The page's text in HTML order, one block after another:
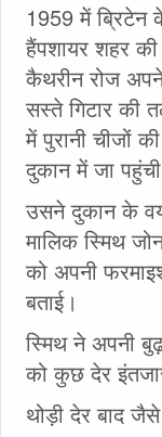
1959 में ब्रिटेन
हैंपशायर शहर की
कैथरीन रोज
सस्ते गिटार की
में पुरानी चीजों
दुकान में जा
उसने दुकान के
मालिक स्मिथ
को अपनी
बताई।
स्मिथ ने अपनी
को कुछ देर
थोड़ी देर बाद